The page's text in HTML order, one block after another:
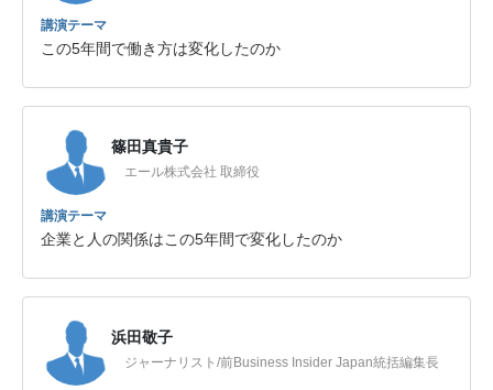
講演テーマ
この5年間で働き方は変化したのか
篠田真貴子
エール株式会社 取締役
講演テーマ
企業と人の関係はこの5年間で変化したのか
浜田敬子
ジャーナリスト/前Business Insider Japan統括編集長